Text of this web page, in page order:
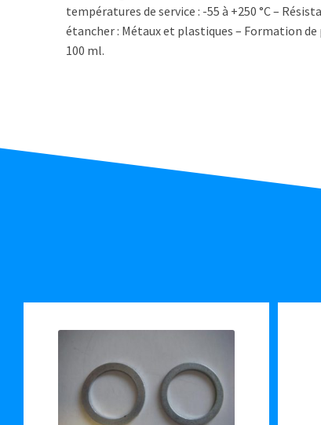
températures de service : -55 à +250 °C –
étancher : Métaux et plastiques – Formation de
100 ml.